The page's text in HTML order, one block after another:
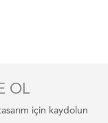
OL
için kaydolun